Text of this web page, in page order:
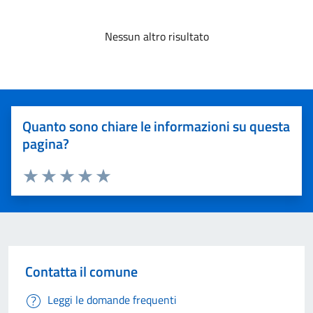
Nessun altro risultato
Quanto sono chiare le informazioni su questa
pagina?
Valuta 5 stelle su 5
Valuta 4 stelle su 5
Valuta 3 stelle su 5
Valuta 2 stelle su 5
Valuta 1 stelle su 5
Contatta il comune
Leggi le domande frequenti